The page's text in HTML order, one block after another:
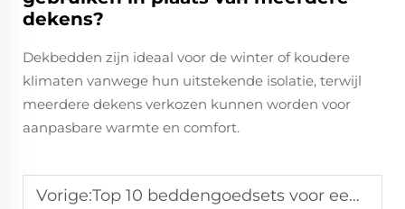
dekens?
Dekbedden zijn ideaal voor de winter of koudere
klimaten vanwege hun uitstekende isolatie, terwijl
meerdere dekens verkozen kunnen worden voor
aanpasbare warmte en comfort.
Vorige:Top 10 beddengoedsets voor een gezellige slaapkamer